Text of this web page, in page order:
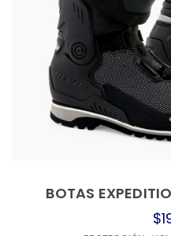
BOTAS